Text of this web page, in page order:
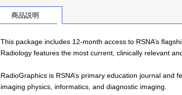
商品説明
This package includes 12-month access to RSNA’s
Radiology features the most current, clinically relevant
RadioGraphics is RSNA’s primary education journal
imaging physics, informatics, and diagnostic imaging.